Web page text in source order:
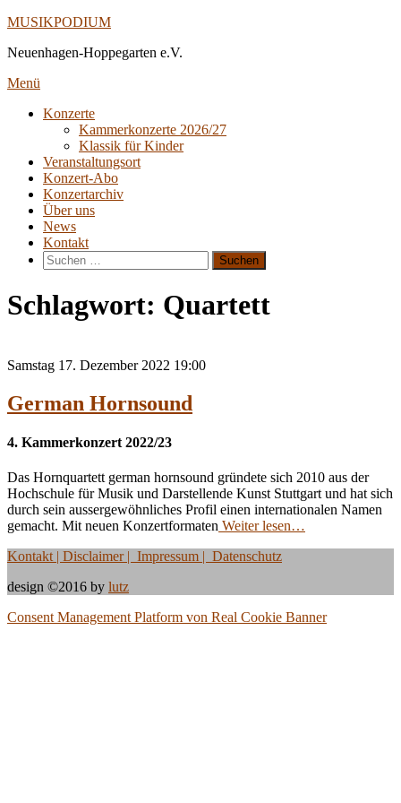
Direkt
Inhalt
MUSIKPODIUM
Neuenhagen-Hoppegarten e.V.
Menü
Konzerte
Kammerkonzerte 2026/27
Klassik für Kinder
Veranstaltungsort
Konzert-Abo
Konzertarchiv
Über uns
News
Kontakt
Suche
nach:
Schlagwort: Quartett
Samstag 17. Dezember 2022 19:00
German Hornsound
4. Kammerkonzert 2022/23
Das Hornquartett german hornsound gründete sich 2010 aus der
Hochschule für Musik und Darstellende Kunst Stuttgart und hat sich
durch sein aussergewöhnliches Profil einen internationalen Namen
gemacht. Mit neuen Konzertformaten Weiter lesen…
Kontakt | Disclaimer | Impressum | Datenschutz
design ©2016 by lutz
Consent Management Platform von Real Cookie Banner